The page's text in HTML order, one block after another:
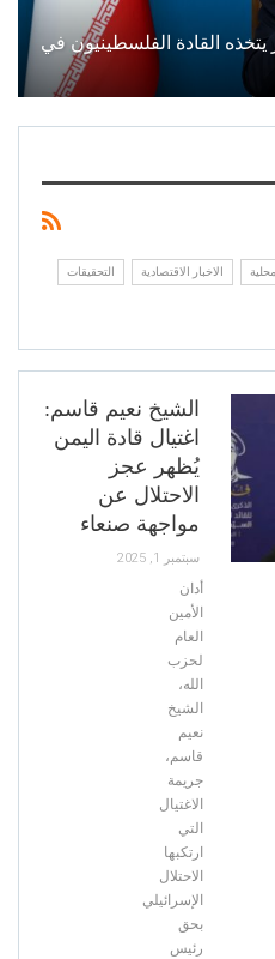
يتخذه القادة الفلسطينيون في
الاخبار الاقتصادية التحقيقات
الشيخ نعيم قاسم:
اغتيال قادة اليمن
يُظهر عجز
الاحتلال عن
مواجهة صنعاء
سبتمبر 1, 2025
أدان
الأمين
العام
لحزب
الله،
الشيخ
نعيم
قاسم،
جريمة
الاغتيال
التي
ارتكبها
الاحتلال
الإسرائيلي
بحق
رئيس